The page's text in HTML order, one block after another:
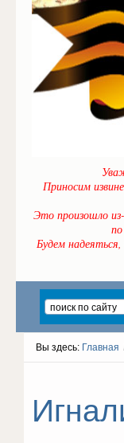
Приносим
Это произошло
Будем
Вы здесь: Главная